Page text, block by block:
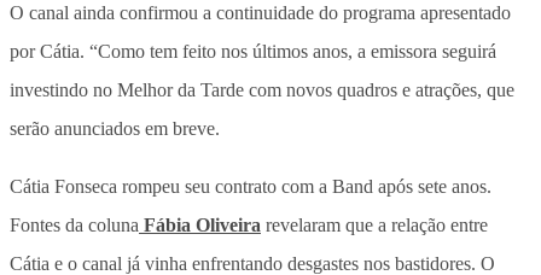
O canal ainda confirmou a continuidade do programa apresentado
por Cátia. “Como tem feito nos últimos anos, a emissora seguirá
investindo no Melhor da Tarde com novos quadros e atrações, que
serão anunciados em breve.
Cátia Fonseca rompeu seu contrato com a Band após sete anos.
Fontes da coluna Fábia Oliveira revelaram que a relação entre
Cátia e o canal já vinha enfrentando desgastes nos bastidores. O